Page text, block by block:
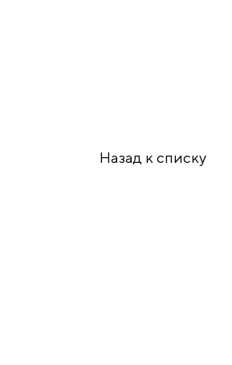
Назад к списку